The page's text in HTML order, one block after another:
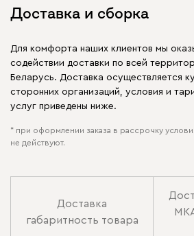
Доставка и сборка
Для комфорта наших клиентов мы
содействии доставки по всей
Беларусь. Доставка осуществляется
сторонних организаций, условия и
услуг приведены ниже.
* при оформлении заказа в рассрочку
не действуют.
Доставка
габаритность товара